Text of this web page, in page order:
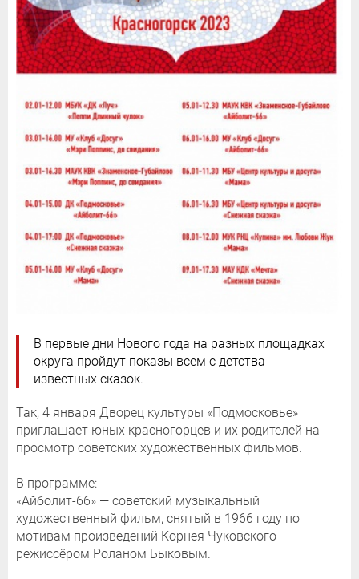
В первые дни Нового года на разных площадках
округа пройдут показы всем с детства
известных сказок.
Так, 4 января Дворец культуры «Подмосковье»
приглашает юных красногорцев и их родителей на
просмотр советских художественных фильмов.
В программе:
«Айболит-66» — советский музыкальный
художественный фильм, снятый в 1966 году по
мотивам произведений Корнея Чуковского
режиссёром Роланом Быковым.